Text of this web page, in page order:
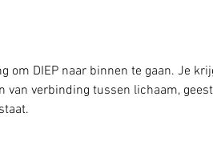
om DIEP naar binnen te gaan. Je
van verbinding tussen lichaam,